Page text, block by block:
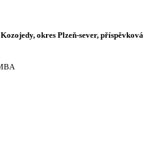
okres Plzeň-sever, příspěvková